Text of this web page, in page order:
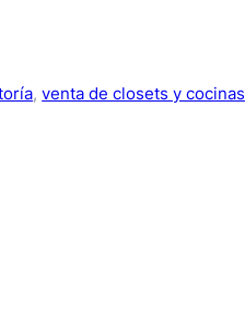
, venta de closets y cocinas